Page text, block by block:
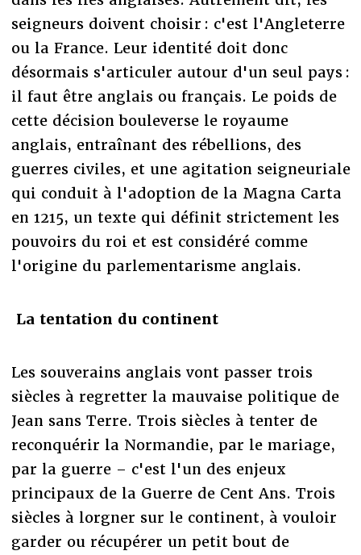
seigneurs doivent choisir : c'est l'Angleterre
ou la France. Leur identité doit donc
désormais s'articuler autour d'un seul pays :
il faut être anglais ou français. Le poids de
cette décision bouleverse le royaume
anglais, entraînant des rébellions, des
guerres civiles, et une agitation seigneuriale
qui conduit à l'adoption de la Magna Carta
en 1215, un texte qui définit strictement les
pouvoirs du roi et est considéré comme
l'origine du parlementarisme anglais.
La tentation du continent
Les souverains anglais vont passer trois
siècles à regretter la mauvaise politique de
Jean sans Terre. Trois siècles à tenter de
reconquérir la Normandie, par le mariage,
par la guerre – c'est l'un des enjeux
principaux de la Guerre de Cent Ans. Trois
siècles à lorgner sur le continent, à vouloir
garder ou récupérer un petit bout de